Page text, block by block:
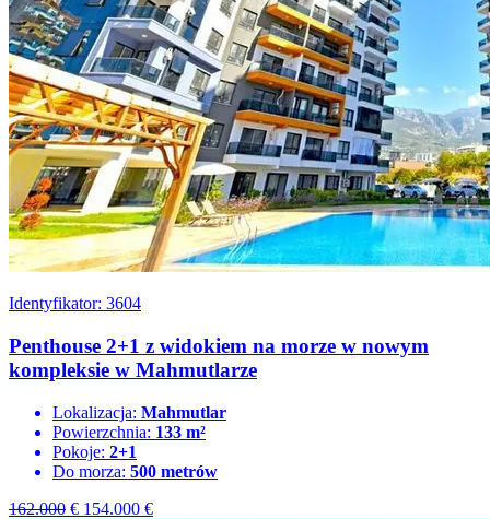
Identyfikator: 3604
Penthouse 2+1 z widokiem na morze w nowym
kompleksie w Mahmutlarze
Lokalizacja: Mahmutlar
Powierzchnia: 133 m²
Pokoje: 2+1
Do morza: 500 metrów
162.000 € 154.000 €